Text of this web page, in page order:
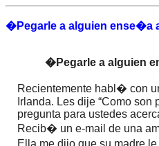
�Pegarle a alguien ense�a
�Pegarle a alguien
Recientemente habl� con
Irlanda. Les dije “Como son
pregunta para ustedes
Recib� un e-mail de una
Ella me dijo que su madre